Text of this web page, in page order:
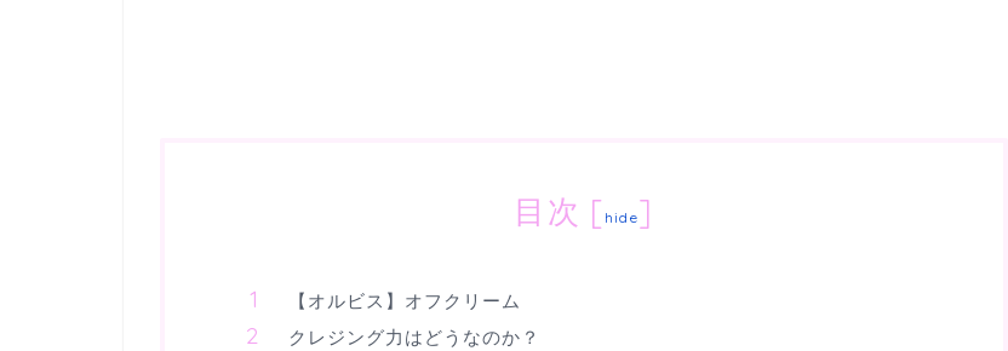
目次 [ hide]
【オルビス】オフクリーム
クレジング力はどうなのか？